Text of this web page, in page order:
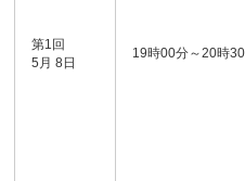
第1回
5月 8日
19時00分～20時